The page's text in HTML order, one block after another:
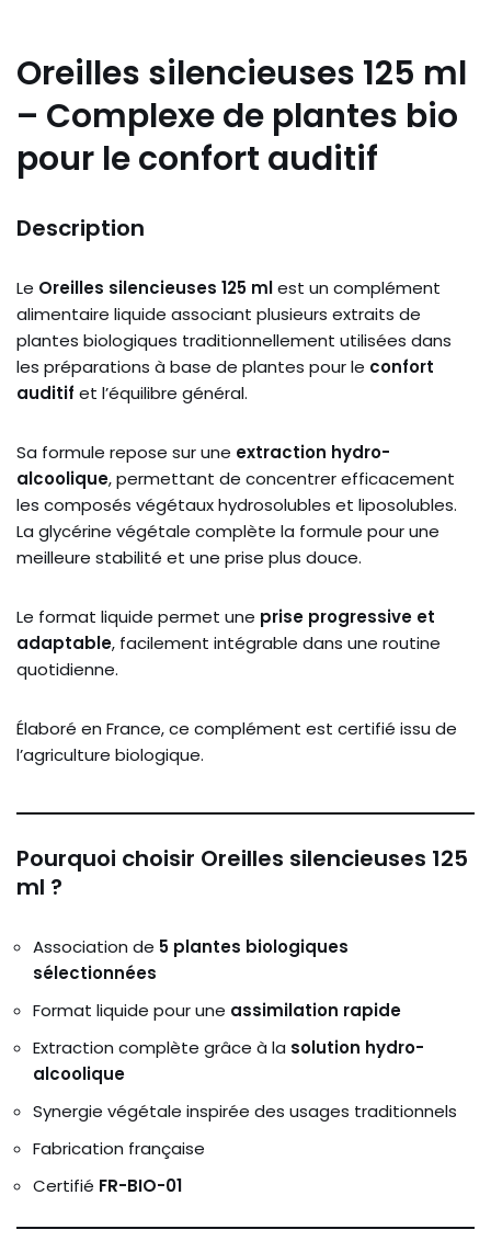
Oreilles silencieuses 125 ml
– Complexe de plantes bio
pour le confort auditif
Description
Le Oreilles silencieuses 125 mlest un complément
alimentaire liquide associant plusieurs extraits de
plantes biologiques traditionnellement utilisées dans
les préparations à base de plantes pour le confort
auditif et l’équilibre général.
Sa formule repose sur une extraction hydro-
alcoolique, permettant de concentrer efficacement
les composés végétaux hydrosolubles et liposolubles.
La glycérine végétale complète la formule pour une
meilleure stabilité et une prise plus douce.
Le format liquide permet une prise progressive et
adaptable, facilement intégrable dans une routine
quotidienne.
Élaboré en France, ce complément est certifié issu de
l’agriculture biologique.
Pourquoi choisir Oreilles silencieuses 125
ml ?
Association de 5 plantes biologiques
sélectionnées
Format liquide pour une assimilation rapide
Extraction complète grâce à la solution hydro-
alcoolique
Synergie végétale inspirée des usages traditionnels
Fabrication française
Certifié FR-BIO-01